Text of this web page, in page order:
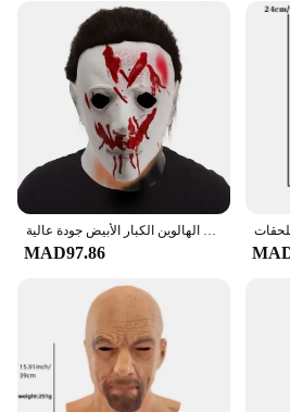
جديد وصول هالوين 1978 مايكل مايرز قناع الرعب الدموي تأثيري حلي أقنعة اللاتكس تجهيزات حفلة الهالوين الكبار الأبيض جودة عالية
MAD97.86